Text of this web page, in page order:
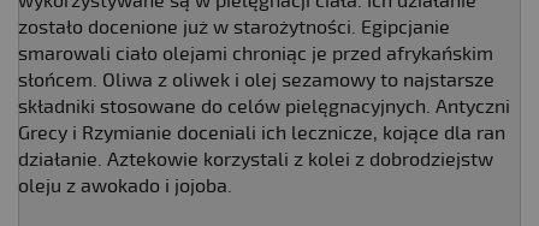
zostało docenione już w starożytności. Egipcjanie
smarowali ciało olejami chroniąc je przed afrykańskim
słońcem. Oliwa z oliwek i olej sezamowy to najstarsze
składniki stosowane do celów pielęgnacyjnych. Antyczni
Grecy i Rzymianie doceniali ich lecznicze, kojące dla ran
działanie. Aztekowie korzystali z kolei z dobrodziejstw
oleju z awokado i jojoba.